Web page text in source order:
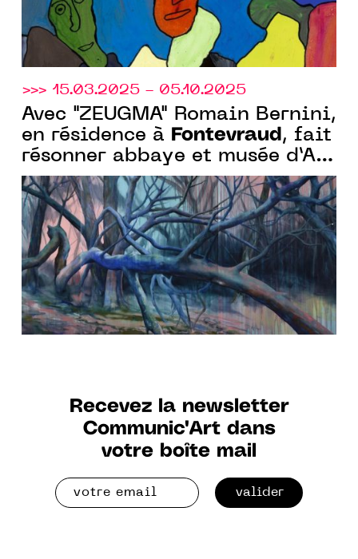
>>> 15.03.2025 - 05.10.2025
Avec "ZEUGMA" Romain Bernini,
en résidence à
Fontevraud, fait
résonner abbaye et musée d’Art
moderne par plusieurs
propositions inattendues et
poétiques.
Recevez la newsletter
Communic'Art dans
votre boîte mail
valider